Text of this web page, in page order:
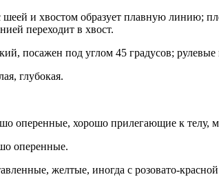
и хвостом образует плавную линию;
переходит в хвост.
посажен под углом 45 градусов;
глубокая.
оперенные, хорошо прилегающие к телу,
оперенные.
желтые, иногда с розовато-